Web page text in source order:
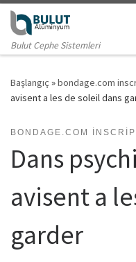
Skip to content
Bulut Cephe Sistemleri
Başlangıç »bondage.com
avisent a les de soleil dans
BONDAGE.COM
Dans
avisent a
garder